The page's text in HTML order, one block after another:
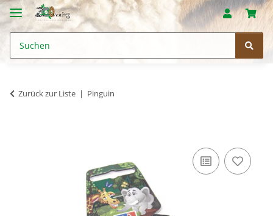
Zurück zur Liste Pinguin